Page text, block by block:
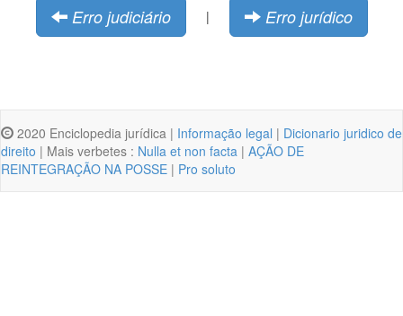
Erro judiciário | Erro jurídico
2020 Enciclopedia jurídica | Informação legal | Dicionario juridico de
direito | Mais verbetes : Nulla et non facta | AÇÃO DE
REINTEGRAÇÃO NA POSSE | Pro soluto